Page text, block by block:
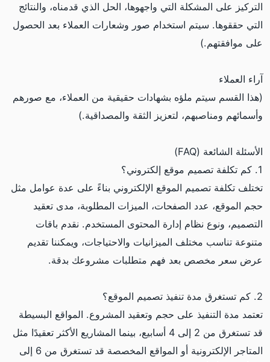
التركيز على المشكلة التي واجهوها، الحل الذي قدمناه، والنتائج
التي حققوها. سيتم استخدام صور وشعارات العملاء بعد الحصول
على موافقتهم.)
آراء العملاء
(هذا القسم سيتم ملؤه بشهادات حقيقية من العملاء، مع صورهم
وأسمائهم ومناصبهم، لتعزيز الثقة والمصداقية.)
الأسئلة الشائعة (FAQ)
1. كم تكلفة تصميم موقع إلكتروني؟
تختلف تكلفة تصميم الموقع الإلكتروني بناءً على عدة عوامل مثل
حجم الموقع، عدد الصفحات، الميزات المطلوبة، مدى تعقيد
التصميم، ونوع نظام إدارة المحتوى المستخدم. نقدم باقات
متنوعة تناسب مختلف الميزانيات والاحتياجات، ويمكننا تقديم
عرض سعر مخصص بعد فهم متطلبات مشروعك بدقة.
2. كم تستغرق مدة تنفيذ تصميم الموقع؟
تعتمد مدة التنفيذ على حجم وتعقيد المشروع. المواقع البسيطة
قد تستغرق من 2 إلى 4 أسابيع، بينما المشاريع الأكثر تعقيدًا مثل
المتاجر الإلكترونية أو المواقع المخصصة قد تستغرق من 6 إلى